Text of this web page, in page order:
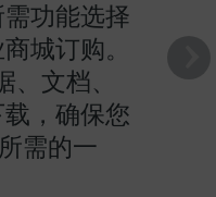
功能选择
城订购。
、文档、
，确保您
需的一